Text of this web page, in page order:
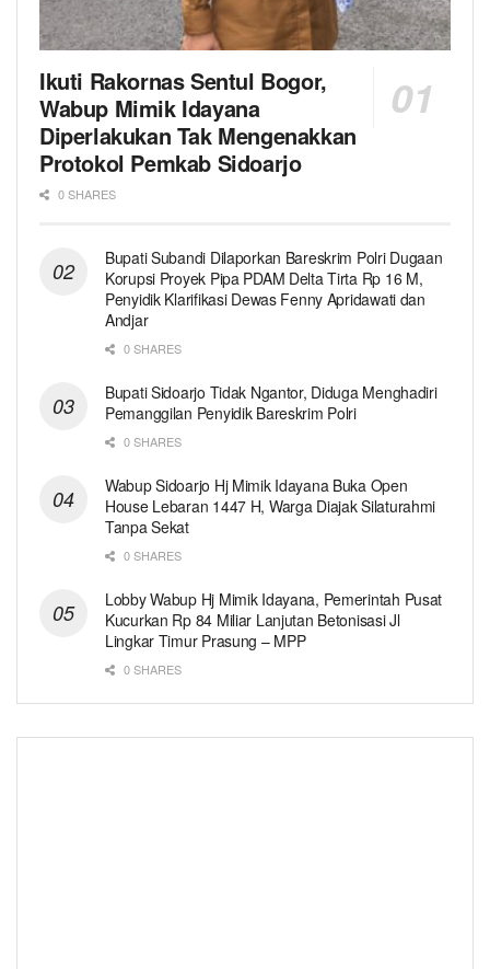
Ikuti Rakornas Sentul Bogor,
Wabup Mimik Idayana
Diperlakukan Tak Mengenakkan
Protokol Pemkab Sidoarjo
0 SHARES
Bupati Subandi Dilaporkan Bareskrim Polri Dugaan
Korupsi Proyek Pipa PDAM Delta Tirta Rp 16 M,
Penyidik Klarifikasi Dewas Fenny Apridawati dan
Andjar
0 SHARES
Bupati Sidoarjo Tidak Ngantor, Diduga Menghadiri
Pemanggilan Penyidik Bareskrim Polri
0 SHARES
Wabup Sidoarjo Hj Mimik Idayana Buka Open
House Lebaran 1447 H, Warga Diajak Silaturahmi
Tanpa Sekat
0 SHARES
Lobby Wabup Hj Mimik Idayana, Pemerintah Pusat
Kucurkan Rp 84 Miliar Lanjutan Betonisasi Jl
Lingkar Timur Prasung – MPP
0 SHARES